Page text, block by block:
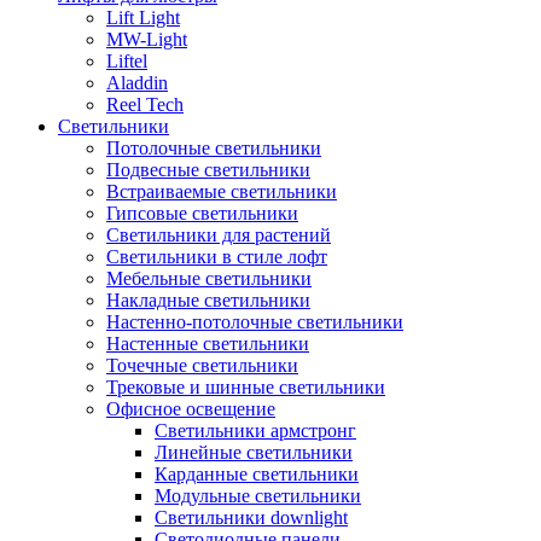
Lift Light
MW-Light
Liftel
Aladdin
Reel Tech
Светильники
Потолочные светильники
Подвесные светильники
Встраиваемые светильники
Гипсовые светильники
Светильники для растений
Светильники в стиле лофт
Мебельные светильники
Накладные светильники
Настенно-потолочные светильники
Настенные светильники
Точечные светильники
Трековые и шинные светильники
Офисное освещение
Светильники армстронг
Линейные светильники
Карданные светильники
Модульные светильники
Светильники downlight